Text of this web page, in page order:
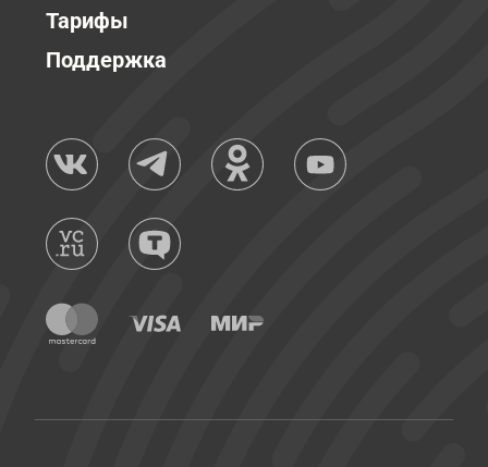
Тарифы
Поддержка